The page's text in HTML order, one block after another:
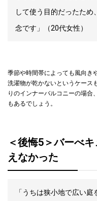
して使う目的だったた
念です」（20代女性）
季節や時間帯によっても風向き
洗濯物が乾かないというケース
りのインナーバルコニーの場合
もあるでしょう。
＜後悔5＞バーべ
えなかった
「うちは狭小地で広い